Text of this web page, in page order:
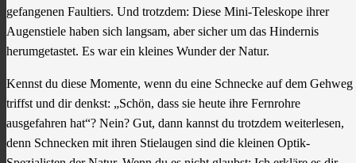
gefangenen Faultiers. Und trotzdem: Diese Mini-Teleskope ihrer
Augenstiele haben sich langsam, aber sicher um das Hindernis
herumgetastet. Es war ein kleines Wunder der Natur.
Kennst du diese Momente, wenn du eine Schnecke auf dem Gehweg
triffst und dir denkst: „Schön, dass sie heute ihre Fernrohre
ausgefahren hat“? Nein? Gut, dann kannst du trotzdem weiterlesen,
denn Schnecken mit ihren Stielaugen sind die kleinen Optik-